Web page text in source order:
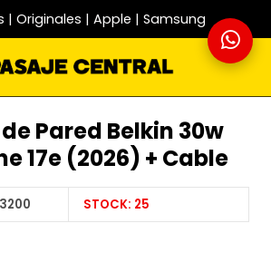
| Originales | Apple | Samsung
Pared Belkin 30w
17e (2026) + Cable
STOCK: 25